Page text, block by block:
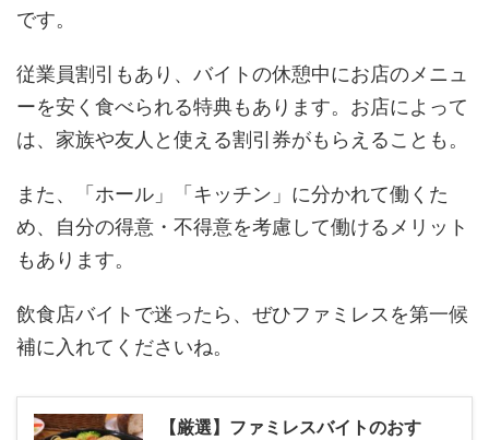
です。
従業員割引もあり、バイトの休憩中にお店のメニュ
ーを安く食べられる特典もあります。お店によって
は、家族や友人と使える割引券がもらえることも。
また、「ホール」「キッチン」に分かれて働くた
め、自分の得意・不得意を考慮して働けるメリット
もあります。
飲食店バイトで迷ったら、ぜひファミレスを第一候
補に入れてくださいね。
【厳選】ファミレスバイトのおす